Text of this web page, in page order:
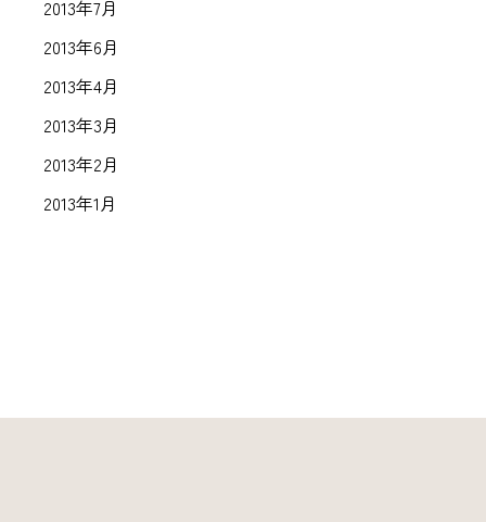
2013年7月
2013年6月
2013年4月
2013年3月
2013年2月
2013年1月